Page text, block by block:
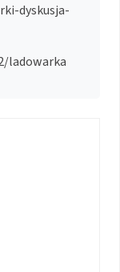
dyskusja-
ladowarka